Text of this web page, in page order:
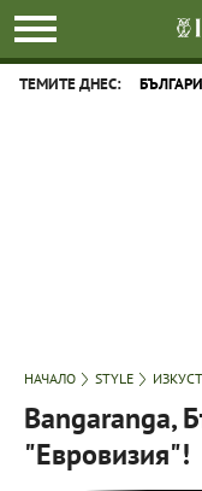
ТЕМИТЕ ДНЕС:
НАЧАЛО STYLE
Bangaranga,
"Евровизия"!